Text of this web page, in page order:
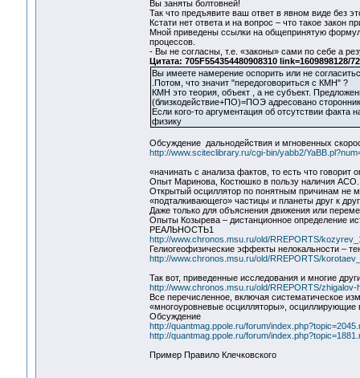
Вы заняты болтовней!
Так что предъявите ваш ответ в явном виде без
Кстати нет ответа и на вопрос – что такое закон
Мной приведены ссылки на общепринятую
процессов.
- Вы не согласны, т.е. «законы» сами по себе а
Цитата: 705F554354480908310 link=1609898128/
Вы имеете намерение оспорить или не
.Потом, что значит "передоговориться с КМН" ?
КМН это теория, объект , а не субъект.
(близкодействие+ПО)=ПОЭ адресовано
Если кого-то аргументация об отсутствии
физику
Обсуждение дальнодействия и мгновенных
http://www.sciteclibrary.ru/cgi-bin/yabb2/
«начинать с анализа фактов, то есть что говорит
Опыт Маринова, Костюшко в пользу наличия АСО.
Открытый осциллятор по понятным причинам не
«подталкивающего» частицы и планеты друг к
Даже только для объяснения движения или
Опыты Козырева – дистанционное
РЕАЛЬНОСТЬ1
http://www.chronos.msu.ru/old/RREPORTS/
Гелиогеофизические эффекты нелокальности –
http://www.chronos.msu.ru/old/RREPORTS/
Так вот, приведенные исследования и многие
http://www.chronos.msu.ru/old/RREPORTS/
Все перечисленное, включая систематическое
«многоуровневые осцилляторы», осциллирующие
Обсуждение
http://quantmag.ppole.ru/forum/
http://quantmag.ppole.ru/forum/
Пример Правило Клечковского